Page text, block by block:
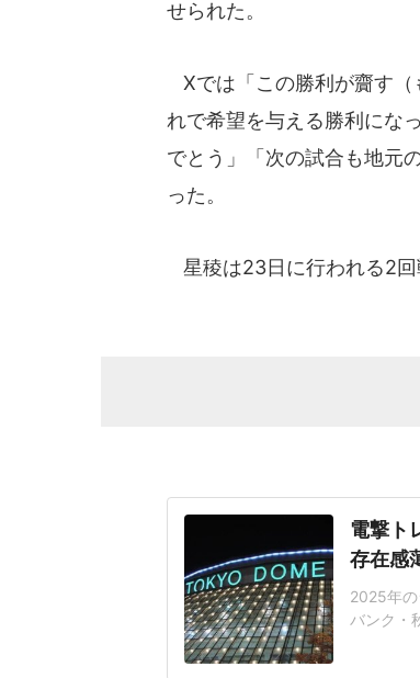
せられた。
Xでは「この勝利が齎す（
れで希望を与える勝利にな
でとう」「次の試合も地元
った。
星稜は23日に行われる2回
電撃ト
存在感
2025年の
バンク・
いリチ
いた長